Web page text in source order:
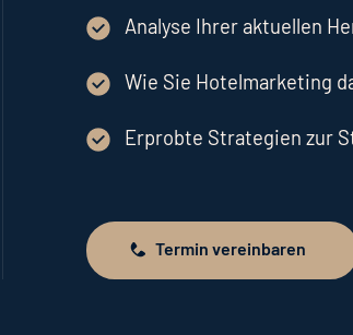
Analyse Ihrer aktuellen
Wie Sie Hotelmarketing
Erprobte Strategien zur
Termin vereinbaren
Termin vereinbaren